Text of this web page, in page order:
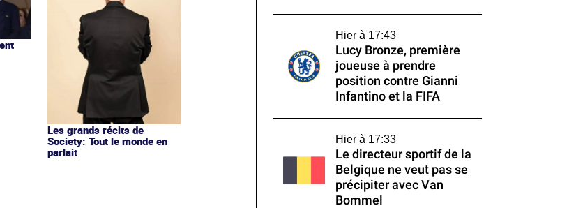
Les grands récits de
Society: Tout le monde en
parlait
Hier à 17:43
Lucy Bronze, première
joueuse à prendre
position contre Gianni
Infantino et la FIFA
Hier à 17:33
Le directeur sportif de la
Belgique ne veut pas se
précipiter avec Van
Bommel